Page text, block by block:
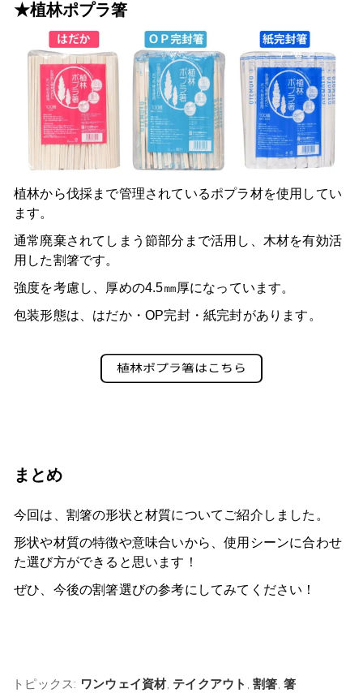
★植林ポプラ箸
植林から伐採まで管理されているポプラ材を使用してい
ます。
通常廃棄されてしまう節部分まで活用し、木材を有効活
用した割箸です。
強度を考慮し、厚めの4.5㎜厚になっています。
包装形態は、はだか・OP完封・紙完封があります。
まとめ
今回は、割箸の形状と材質についてご紹介しました。
形状や材質の特徴や意味合いから、使用シーンに合わせ
た選び方ができると思います！
ぜひ、今後の割箸選びの参考にしてみてください！
トピックス: ワンウェイ資材, テイクアウト , 割箸, 箸